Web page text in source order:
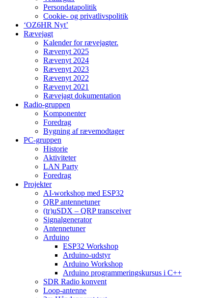
Persondatapolitik
Cookie- og privatlivspolitik
‘OZ6HR Nyt’
Rævejagt
Kalender for rævejagter.
Rævenyt 2025
Rævenyt 2024
Rævenyt 2023
Rævenyt 2022
Rævenyt 2021
Rævejagt dokumentation
Radio-gruppen
Komponenter
Foredrag
Bygning af rævemodtager
PC-gruppen
Historie
Aktiviteter
LAN Party
Foredrag
Projekter
AI-workshop med ESP32
QRP antennetuner
(tr)uSDX – QRP transceiver
Signalgenerator
Antennetuner
Arduino
ESP32 Workshop
Arduino-udstyr
Arduino Workshop
Arduino programmeringskursus i C++
SDR Radio konvent
Loop-antenne